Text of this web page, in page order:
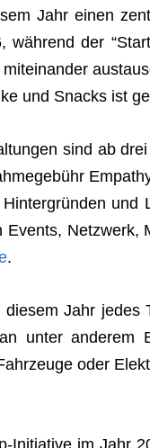
Jahr einen
wäh­rend der
und Snacks ist
sind ab
Events, Netz­werk,
.
Jahr jedes
unter ande­rem
oder
Initia­tive im Jahr